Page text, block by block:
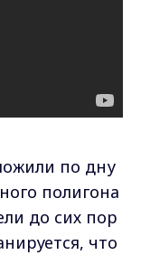
по дну
полигона
до сих пор
что